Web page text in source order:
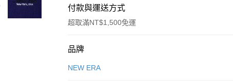
付款與運送方式
超取滿NT$1,500免運
付款方式
信用卡一次付款
品牌
NEW ERA